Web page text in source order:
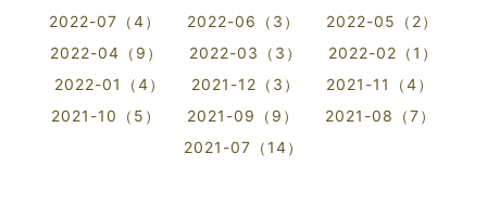
2022-07（4）
2022-06（3）
2022-05（2）
2022-04（9）
2022-03（3）
2022-02（1）
2022-01（4）
2021-12（3）
2021-11（4）
2021-10（5）
2021-09（9）
2021-08（7）
2021-07（14）